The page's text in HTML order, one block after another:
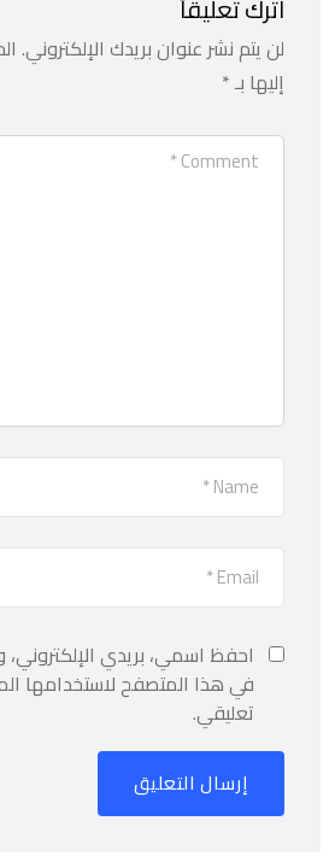
اترك تعليقاً
لن يتم نشر عنوان بريدك الإلكتروني.
إليها بـ*
احفظ اسمي، بريدي الإلكتروني،
في هذا المتصفح لاستخدامها
تعليقي.